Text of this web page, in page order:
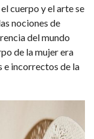
cuerpo y el arte se
nociones de
del mundo
de la mujer era
e incorrectos de la